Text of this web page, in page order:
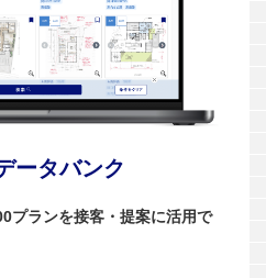
ータバンク
プランを接客・提案に活用で